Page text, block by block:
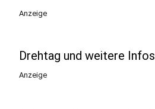
Anzeige
Drehtag und weitere Infos
Anzeige